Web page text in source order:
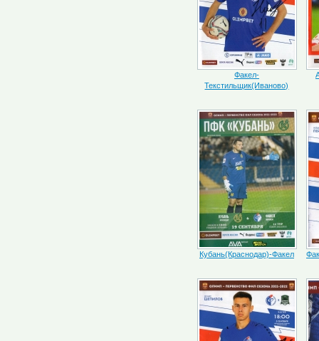
Факел-
Текстильщик(Иваново)
Кубань(Краснодар)-Факел